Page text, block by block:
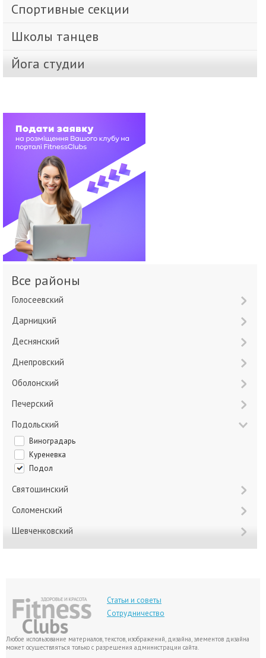
Спортивные секции
Школы танцев
Йога студии
Все районы
Голосеевский
Дарницкий
Деснянский
Днепровский
Оболонский
Печерский
Подольский
Виноградарь
Куреневка
Подол
Святошинский
Соломенский
Шевченковский
Статьи и советы
Сотрудничество
Любое использование материалов, текстов, изображений, дизайна, элементов дизайна
может осуществляться только с разрешения администрации сайта.